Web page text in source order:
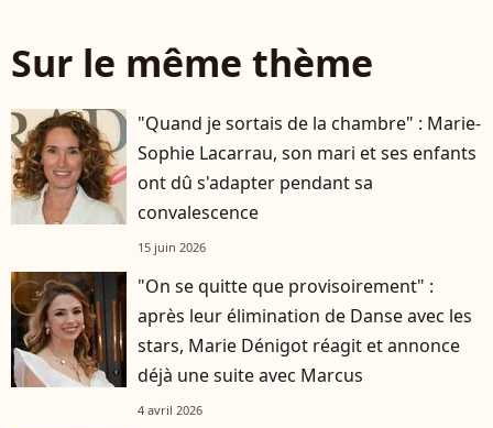
Sur le même thème
"Quand je sortais de la chambre" : Marie-
Sophie Lacarrau, son mari et ses enfants
ont dû s'adapter pendant sa
convalescence
15 juin 2026
"On se quitte que provisoirement" :
après leur élimination de Danse avec les
stars, Marie Dénigot réagit et annonce
déjà une suite avec Marcus
4 avril 2026